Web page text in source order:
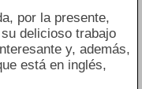
por la presente,
delicioso trabajo
y, además,
está en inglés,